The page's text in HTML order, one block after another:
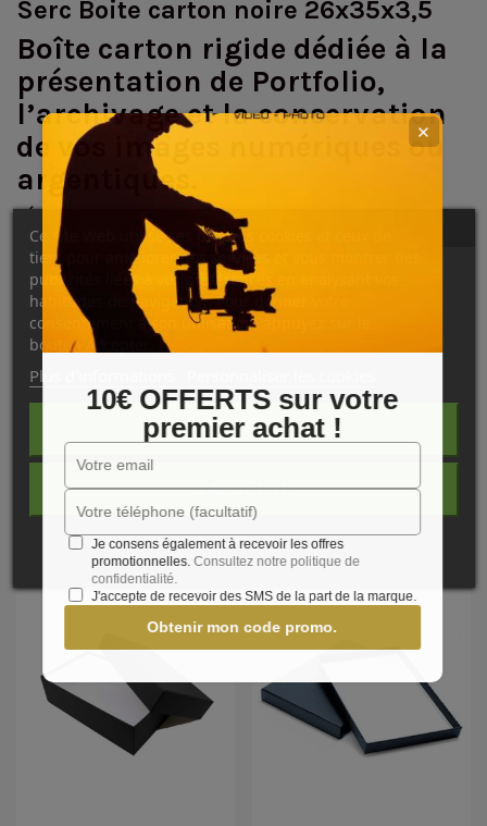
Serc Boite carton noire 26x35x3,5
Boîte carton rigide dédiée à la
présentation de Portfolio,
l’archivage et la conservation
de vos images numériques ou
argentiques.
Épaisseur :
3,5 cm
Couleur:
• Carton neutre 18/10esans acide, contre collé
Wibalin Buckram.
Couvercle séparé emboitant, sans encoches dans le fond.
NOS PRODUITS
COMPLÉMENTAIRES
Ce site Web utilise ses propres cookies et ceux de
tiers pour améliorer nos services et vous montrer des
publicités liées à vos préférences en analysant vos
habitudes de navigation. Pour donner votre
consentement à son utilisation, appuyez sur le
bouton Accepter.
Plus d'informations
REJETER TOUT
J'ACCEPTE
10€ OFFERTS sur votre
premier achat !
Je consens également à recevoir les offres
promotionnelles. Consultez notre politique de
confidentialité.
J'accepte de recevoir des SMS de la part de la marque.
Obtenir mon code promo.
✕